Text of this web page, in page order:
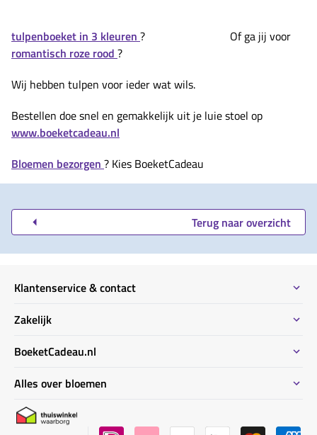
tulpenboeket in 3 kleuren ? Of ga jij voor
romantisch roze rood ?
Wij hebben tulpen voor ieder wat wils.
Bestellen doe snel en gemakkelijk uit je luie stoel op
www.boeketcadeau.nl
Bloemen bezorgen ? Kies BoeketCadeau
Terug naar overzicht
Klantenservice & contact
Contact
Bestellen & Betalen
Bezorginformatie
Garantie & klachten
Zakelijk
Bestel informatie zakelijk
Duurzaam
Privacy
BoeketCadeau.nl
Waarom BoeketCadeau.nl
BoeketCadeau winkel
Alles over bloemen
Kennisbank bloemen ABC
Bloemen verzorgingstips